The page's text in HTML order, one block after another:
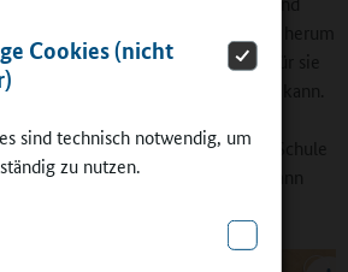
Cookies (nicht
sind technisch notwendig, um
zu nutzen.
dass sich um jede Ganztagsschule herum
dürfte, aus dem die Schule den für sie
angemessenen Partner auswählen kann.
es Befürchtungen, dass die in der Schule
den Kindern und Jugendlichen dann
musizieren?